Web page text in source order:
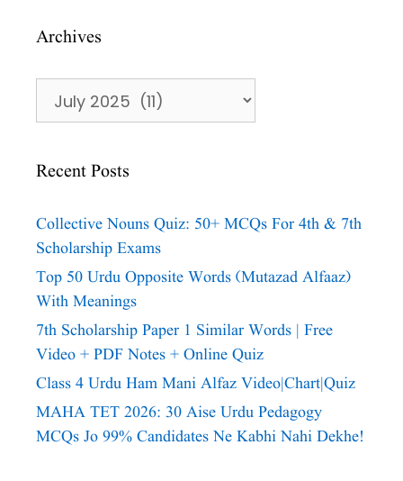
Archives
Recent Posts
Collective Nouns Quiz: 50+ MCQs For 4th & 7th
Scholarship Exams
Top 50 Urdu Opposite Words (Mutazad Alfaaz)
With Meanings
7th Scholarship Paper 1 Similar Words | Free
Video + PDF Notes + Online Quiz
Class 4 Urdu Ham Mani Alfaz Video|chart|quiz
MAHA TET 2026: 30 Aise Urdu Pedagogy
MCQs Jo 99% Candidates Ne Kabhi Nahi Dekhe!